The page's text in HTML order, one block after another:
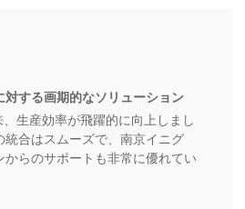
対する画期的なソリューション
生産効率が飛躍的に向上しまし
統合はスムーズで、南京イニグ
からのサポートも非常に優れてい